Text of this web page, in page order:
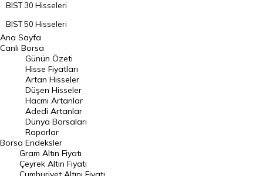
BIST 30 Hisseleri
BIST 50 Hisseleri
BIST 100 Hisseleri
En Çok Artan Hisseler
En Çok Düşen Hisseler
Hacmi Artanlar
Geçmiş Kapanışlar
Dünya Borsaları
Raporlar
Endeksler
Ana Sayfa
Canlı Borsa
Borsa
Günün Özeti
Hisse Fiyatları
Artan Hisseler
Düşen Hisseler
Hacmi Artanlar
Adedi Artanlar
Dünya Borsaları
Raporlar
Endeksler
Gram Altın Fiyatı
Çeyrek Altın Fiyatı